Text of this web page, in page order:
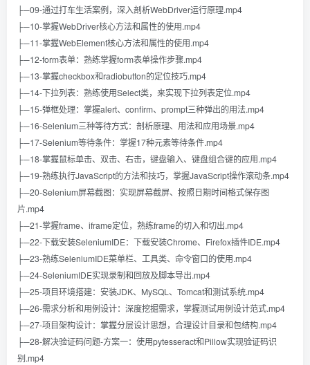
├─09-通过打车生活案例，深入剖析WebDriver运行原理.mp4
├─10-掌握WebDriver核心方法和属性的使用.mp4
├─11-掌握WebElement核心方法和属性的使用.mp4
├─12-form表单：熟练掌握form表单操作步骤.mp4
├─13-掌握checkbox和radiobutton的定位技巧.mp4
├─14-下拉列表：熟练使用Select类，来实现下拉列表定位.mp4
├─15-弹框处理：掌握alert、confirm、prompt三种弹出的用法.mp4
├─16-Selenium三种等待方式：剖析原理、用法和应用场景.mp4
├─17-Selenium等待条件：掌握17种元素等待条件.mp4
├─18-掌握鼠标单击、双击、右击，键盘输入、键盘组合键的应用.mp4
├─19-熟练执行JavaScript的方法和技巧，掌握JavaScript操作滚动条.mp4
├─20-Selenium屏幕截图：实现屏幕截屏、按照日期时间格式保存图
片.mp4
├─21-掌握frame、iframe定位，熟练frame的切入和切出.mp4
├─22-下载安装SeleniumIDE：下载安装Chrome、Firefox插件IDE.mp4
├─23-熟练SeleniumIDE菜单栏、工具类、命令窗口的使用.mp4
├─24-SeleniumIDE实现录制和回放及脚本导出.mp4
├─25-项目环境搭建：安装JDK、MySQL、Tomcat和测试系统.mp4
├─26-需求分析和用例设计：深度挖掘需求，掌握测试用例设计范式.mp4
├─27-项目架构设计：掌握分层设计思想，合理设计目录和包结构.mp4
├─28-解决验证码问题-方案一：使用pytesseract和Pillow实现验证码识
别.mp4